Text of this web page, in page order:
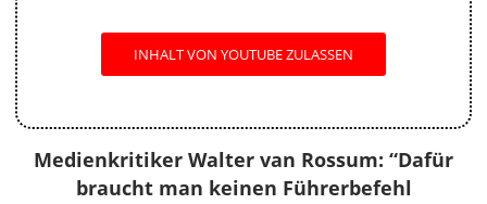
INHALT VON YOUTUBE ZULASSEN
Medienkritiker Walter van Rossum: “Dafür
braucht man keinen Führerbefehl